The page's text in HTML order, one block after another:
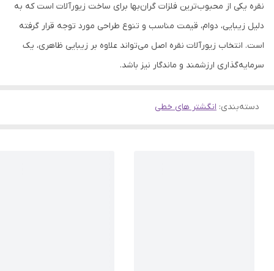
نقره یکی از محبوب‌ترین فلزات گران‌بها برای ساخت زیورآلات است که به
دلیل زیبایی، دوام، قیمت مناسب و تنوع طراحی مورد توجه قرار گرفته
است. انتخاب زیورآلات نقره اصل می‌تواند علاوه بر زیبایی ظاهری، یک
سرمایه‌گذاری ارزشمند و ماندگار نیز باشد.
دسته‌بندی: انگشتر های خطی